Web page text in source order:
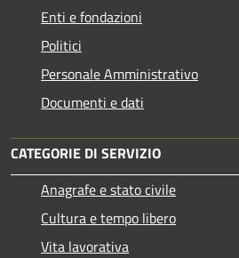
Enti e fondazioni
Politici
Personale Amministrativo
Documenti e dati
CATEGORIE DI SERVIZIO
Anagrafe e stato civile
Cultura e tempo libero
Vita lavorativa